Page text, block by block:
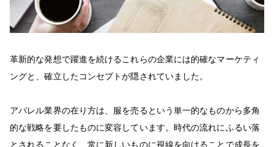
革新的な発想で躍進を続けるこれらの企業には的確なマーケティ
ングと、確立したコンセプトが隠されていました。
アパレル業界の在り方は、服を売るという単一的なものから多角
的な戦略を要したものに変容しています。時代の流れにふるい落
とされることなく、常に新しいものに視線を向けることで成長を